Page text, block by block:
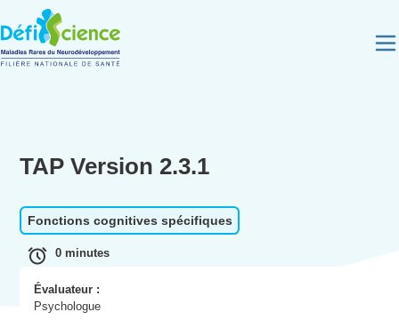
TAP Version 2.3.1
Fonctions cognitives spécifiques
0 minutes
Évaluateur :
Psychologue
Panneau de gestion des cookies